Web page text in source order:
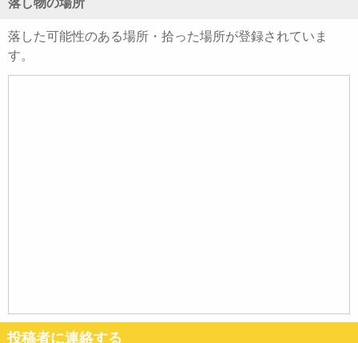
落し物の場所
落した可能性のある場所・拾った場所が登録されていま
す。
投稿者に連絡する